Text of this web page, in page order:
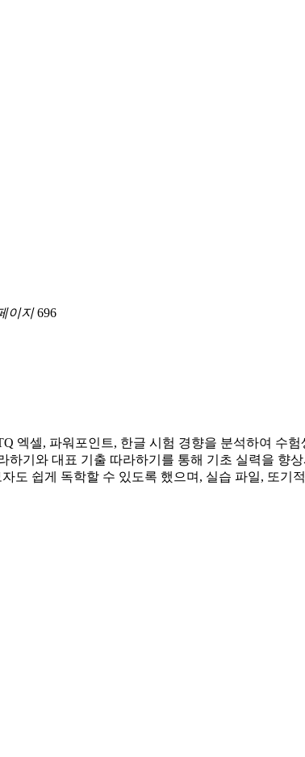
이지696
엑셀, 파워포인트, 한글 시험 경향을 분석하여 수
기와 대표 기출 따라하기를 통해 기초 실력을 향
쉽게 독학할 수 있도록 했으며, 실습 파일, 또기